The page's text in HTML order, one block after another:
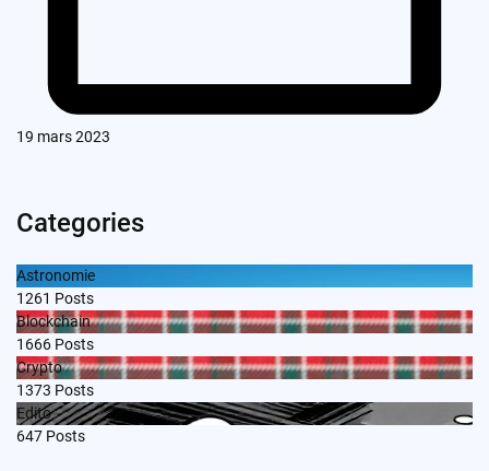
19 mars 2023
Categories
Astronomie
1261 Posts
Blockchain
1666 Posts
Crypto
1373 Posts
Edito
647 Posts